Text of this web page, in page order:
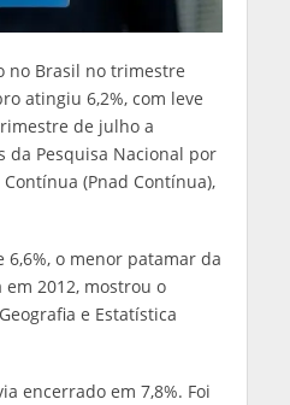
no Brasil no trimestre
atingiu 6,2%, com leve
de julho a
da Pesquisa Nacional por
(Pnad Contínua),
6,6%, o menor patamar da
2012, mostrou o
e Estatística
encerrado em 7,8%. Foi